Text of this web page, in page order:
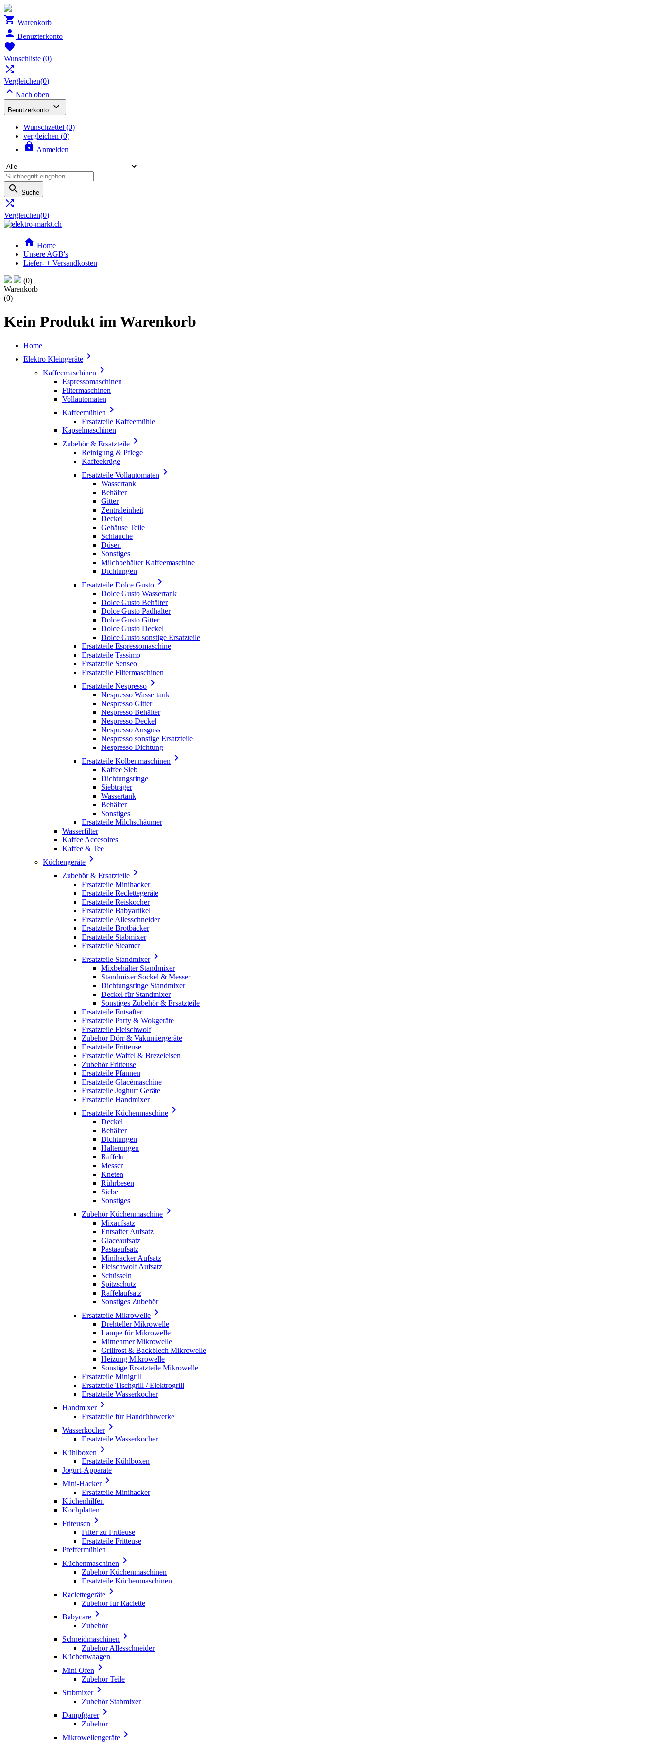
 Warenkorb
 Benuzterkonto

Wunschliste (0)

Vergleichen(0)
 Nach oben
Benutzerkonto 
Wunschzettel (0)
vergleichen (0)
 Anmelden
 Suche

Vergleichen(0)
 Home
Unsere AGB's
Liefer- + Versandkosten
(0)
Warenkorb
(0)
Kein Produkt im Warenkorb
Home
Elektro Kleingeräte 
Kaffeemaschinen 
Espressomaschinen
Filtermaschinen
Vollautomaten
Kaffeemühlen 
Ersatzteile Kaffeemühle
Kapselmaschinen
Zubehör & Ersatzteile 
Reinigung & Pflege
Kaffeekrüge
Ersatzteile Vollautomaten 
Wassertank
Behälter
Gitter
Zentraleinheit
Deckel
Gehäuse Teile
Schläuche
Düsen
Sonstiges
Milchbehälter Kaffeemaschine
Dichtungen
Ersatzteile Dolce Gusto 
Dolce Gusto Wassertank
Dolce Gusto Behälter
Dolce Gusto Padhalter
Dolce Gusto Gitter
Dolce Gusto Deckel
Dolce Gusto sonstige Ersatzteile
Ersatzteile Espressomaschine
Ersatzteile Tassimo
Ersatzteile Senseo
Ersatzteile Filtermaschinen
Ersatzteile Nespresso 
Nespresso Wassertank
Nespresso Gitter
Nespresso Behälter
Nespresso Deckel
Nespresso Ausguss
Nespresso sonstige Ersatzteile
Nespresso Dichtung
Ersatzteile Kolbenmaschinen 
Kaffee Sieb
Dichtungsringe
Siebträger
Wassertank
Behälter
Sonstiges
Ersatzteile Milchschäumer
Wasserfilter
Kaffee Accesoires
Kaffee & Tee
Küchengeräte 
Zubehör & Ersatzteile 
Ersatzteile Minihacker
Ersatzteile Reclettegeräte
Ersatzteile Reiskocher
Ersatzteile Babyartikel
Ersatzteile Allesschneider
Ersatzteile Brotbäcker
Ersatzteile Stabmixer
Ersatzteile Steamer
Ersatzteile Standmixer
Mixbehälter Standmixer
Standmixer Sockel & Messer
Dichtungsringe Standmixer
Deckel für Standmixer
Sonstiges Zubehör & Ersatzteile
Ersatzteile Entsafter
Ersatzteile Party & Wokgeräte
Ersatzteile Fleischwolf
Zubehör Dörr & Vakumiergeräte
Ersatzteile Fritteuse
Ersatzteile Waffel & Brezeleisen
Zubehör Fritteuse
Ersatzteile Pfannen
Ersatzteile Glacémaschine
Ersatzteile Joghurt Geräte
Ersatzteile Handmixer
Ersatzteile Küchenmaschine 
Deckel
Behälter
Dichtungen
Halterungen
Raffeln
Messer
Kneten
Rührbesen
Siebe
Sonstiges
Zubehör Küchenmaschine 
Mixaufsatz
Entsafter Aufsatz
Glaceaufsatz
Pastaaufsatz
Minihacker Aufsatz
Fleischwolf Aufsatz
Schüsseln
Spitzschutz
Raffelaufsatz
Sonstiges Zubehör
Ersatzteile Mikrowelle 
Drehteller Mikrowelle
Lampe für Mikrowelle
Mitnehmer Mikrowelle
Grillrost & Backblech Mikrowelle
Heizung Mikrowelle
Sonstige Ersatzteile Mikrowelle
Ersatzteile Minigrill
Ersatzteile Tischgrill / Elektrogrill
Ersatzteile Wasserkocher
Handmixer
Ersatzteile für Handrührwerke
Wasserkocher
Ersatzteile Wasserkocher
Kühlboxen 
Ersatzteile Kühlboxen
Jogurt-Apparate
Mini-Hacker
Ersatzteile Minihacker
Küchenhilfen
Kochplatten
Friteusen 
Filter zu Fritteuse
Ersatzteile Fritteuse
Pfeffermühlen
Küchenmaschinen 
Zubehör Küchenmaschinen
Ersatzteile Küchenmaschinen
Raclettegeräte 
Zubehör für Raclette
Babycare 
Zubehör
Schneidmaschinen 
Zubehör Allesschneider
Küchenwaagen
Mini Ofen 
Zubehör Teile
Stabmixer
Zubehör Stabmixer
Dampfgarer
Zubehör
Mikrowellengeräte 